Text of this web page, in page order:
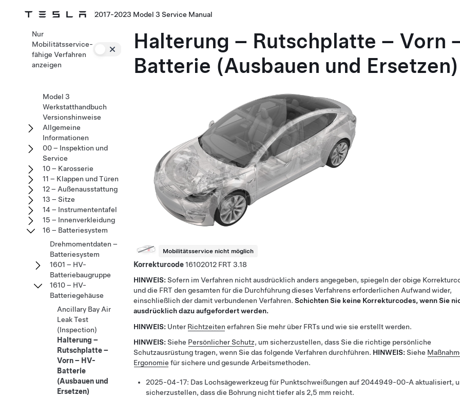
2017-2023 Model 3 Service Manual
Halterung – Rutschplatte – Vorn
Batterie (Ausbauen und Ersetzen)
Mobilitätsservice nicht möglich
Korrekturcode16102012
3.18
HINWEIS: Sofern im Verfahren nicht ausdrücklich anders angegeben, spiegeln der obige
und die FRT den gesamten für die Durchführung dieses Verfahrens erforderlichen Aufwand wider,
einschließlich der damit verbundenen Verfahren. Schichten Sie keine Korrekturcodes, wenn Sie
ausdrücklich dazu aufgefordert werden.
HINWEIS: Unter Richtzeiten erfahren Sie mehr über FRTs und wie sie erstellt werden.
HINWEIS: Siehe Persönlicher Schutz, um sicherzustellen, dass Sie die richtige persönliche
Schutzausrüstung tragen, wenn Sie das folgende Verfahren durchführen. HINWEIS: Siehe
Ergonomie für sichere und gesunde Arbeitsmethoden.
2025-04-17: Das Lochsägewerkzeug für Punktschweißungen auf 2044949-00-A aktualisiert,
sicherzustellen, dass die Bohrung nicht tiefer als 2,5 mm reicht.
Nur
Mobilitätsservice-
fähige Verfahren
anzeigen
Model 3
Werkstatthandbuch
Versionshinweise
Allgemeine
Informationen
00 – Inspektion und
Service
10 – Karosserie
11 – Klappen und Türen
12 – Außenausstattung
13 – Sitze
14 – Instrumententafel
15 – Innenverkleidung
16 – Batteriesystem
Drehmomentdaten –
Batteriesystem
1601 – HV-
Batteriebaugruppe
1610 – HV-
Batteriegehäuse
Ancillary Bay Air
Leak Test
(Inspection)
Halterung –
Rutschplatte –
Vorn – HV-
Batterie
(Ausbauen und
Ersetzen)